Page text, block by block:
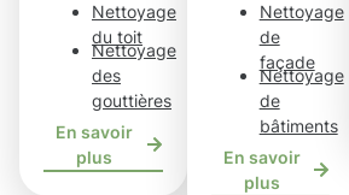
Nettoyage
du toit
Nettoyage
des
gouttières
En savoir
plus
Nettoyage
de
façade
Nettoyage
de
bâtiments
En savoir
plus